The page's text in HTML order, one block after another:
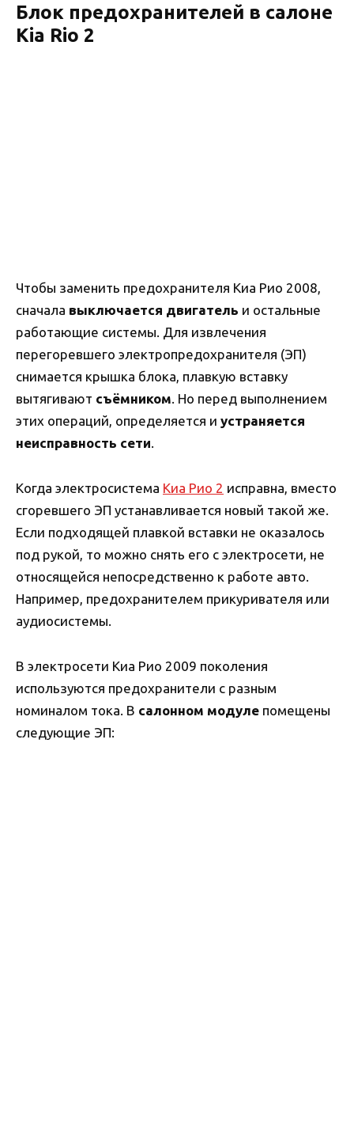
Блок предохранителей в салоне
Kia Rio 2
Чтобы заменить предохранителя Киа Рио 2008,
сначала выключается двигатель и остальные
работающие системы. Для извлечения
перегоревшего электропредохранителя (ЭП)
снимается крышка блока, плавкую вставку
вытягивают съёмником. Но перед выполнением
этих операций, определяется и устраняется
неисправность сети.
Когда электросистема Киа Рио 2 исправна, вместо
сгоревшего ЭП устанавливается новый такой же.
Если подходящей плавкой вставки не оказалось
под рукой, то можно снять его с электросети, не
относящейся непосредственно к работе авто.
Например, предохранителем прикуривателя или
аудиосистемы.
В электросети Киа Рио 2009 поколения
используются предохранители с разным
номиналом тока. В салонном модуле помещены
следующие ЭП: